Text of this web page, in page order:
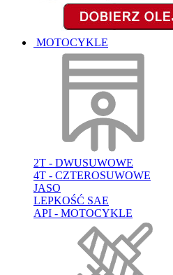
MOTOCYKLE
2T - DWUSUWOWE
4T - CZTEROSUWOWE
JASO
LEPKOŚĆ SAE
API - MOTOCYKLE